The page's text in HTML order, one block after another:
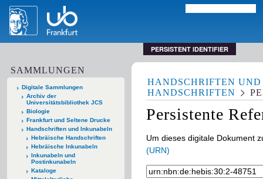
PERSISTENT IDENTIFIER
SAMMLUNGEN
Digitale Sammlungen
Archiv der
Universitätsbibliothek JCS
Biologie
Frankfurt und Seltene Drucke
Handschriften und Inkunabeln
Hebräische Handschriften
Hebräische Inkunabeln
Inkunabeln und
Postinkunabeln
Kataloge
HANDSCHRIFTEN
HANDSCHRIFTEN
Persistente
Um dieses digitale Dokument
(URN)